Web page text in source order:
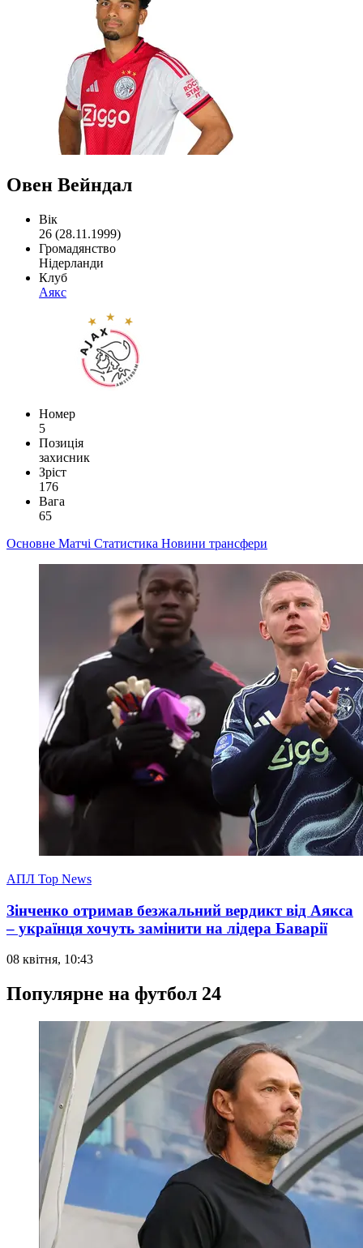
Овен Вейндал
Вік
26 (28.11.1999)
Громадянство
Нідерланди
Клуб
Аякс
Номер
5
Позиція
захисник
Зріст
176
Вага
65
Основне Матчі Статистика Новини трансфери
АПЛ Top News
Зінченко отримав безжальний вердикт від Аякса
– українця хочуть замінити на лідера Баварії
08 квітня, 10:43
Популярне на футбол 24